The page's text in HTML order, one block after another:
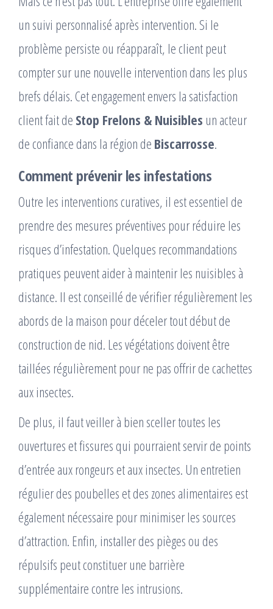
un suivi personnalisé après intervention. Si le
problème persiste ou réapparaît, le client peut
compter sur une nouvelle intervention dans les plus
brefs délais. Cet engagement envers la satisfaction
client fait de Stop Frelons & Nuisibles un acteur
de confiance dans la région de Biscarrosse.
Comment prévenir les infestations
Outre les interventions curatives, il est essentiel de
prendre des mesures préventives pour réduire les
risques d’infestation. Quelques recommandations
pratiques peuvent aider à maintenir les nuisibles à
distance. Il est conseillé de vérifier régulièrement les
abords de la maison pour déceler tout début de
construction de nid. Les végétations doivent être
taillées régulièrement pour ne pas offrir de cachettes
aux insectes.
De plus, il faut veiller à bien sceller toutes les
ouvertures et fissures qui pourraient servir de points
d’entrée aux rongeurs et aux insectes. Un entretien
régulier des poubelles et des zones alimentaires est
également nécessaire pour minimiser les sources
d’attraction. Enfin, installer des pièges ou des
répulsifs peut constituer une barrière
supplémentaire contre les intrusions.